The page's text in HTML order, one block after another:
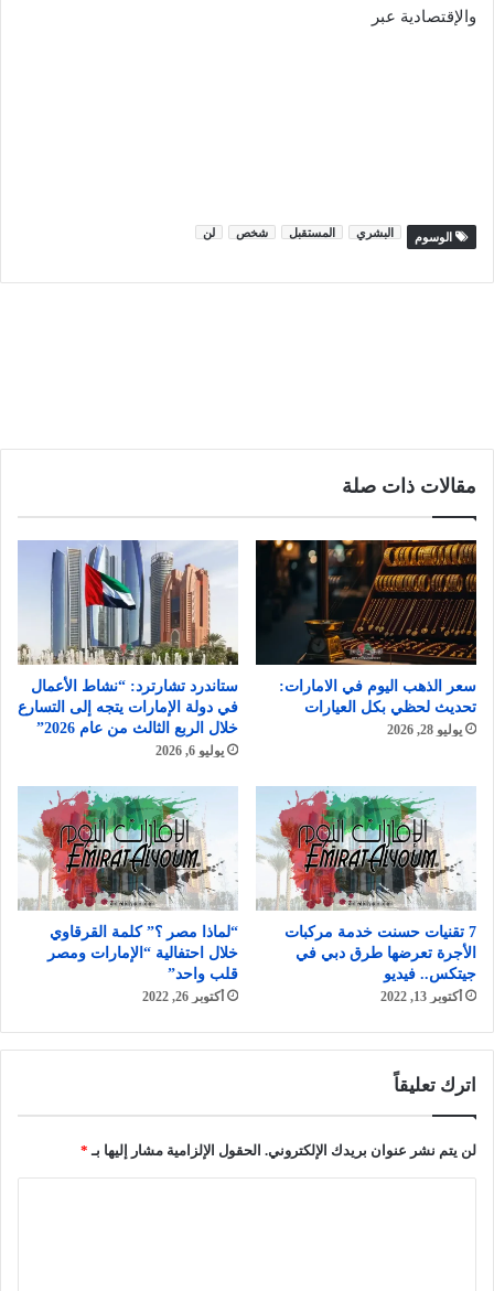
والإقتصادية عبر
الوسوم البشري المستقبل شخص لن
مقالات ذات صلة
سعر الذهب اليوم في الامارات:
تحديث لحظي بكل العيارات
يوليو 28, 2026
ستاندرد تشارترد: “نشاط الأعمال
في دولة الإمارات يتجه إلى التسارع
خلال الربع الثالث من عام 2026”
يوليو 6, 2026
7 تقنيات حسنت خدمة مركبات
الأجرة تعرضها طرق دبي في
جيتكس.. فيديو
أكتوبر 13, 2022
“لماذا مصر ؟” كلمة القرقاوي
خلال احتفالية “الإمارات ومصر
قلب واحد”
أكتوبر 26, 2022
اترك تعليقاً
لن يتم نشر عنوان بريدك الإلكتروني. الحقول الإلزامية مشار إليها بـ *